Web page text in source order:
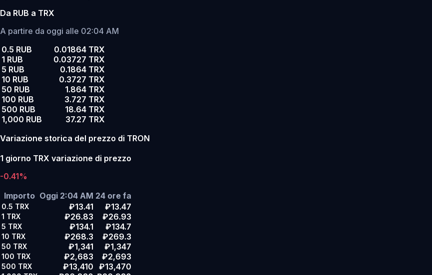
Da RUB a TRX
A partire da oggi alle 02:04 AM
0.5 RUB
0.01864 TRX
1 RUB
0.03727 TRX
5 RUB
0.1864 TRX
10 RUB
0.3727 TRX
50 RUB
1.864 TRX
100 RUB
3.727 TRX
500 RUB
18.64 TRX
1,000 RUB
37.27 TRX
Variazione storica del prezzo di TRON
1 giorno TRX variazione di prezzo
-0.41%
Importo Oggi 2:04 AM 24 ore fa
0.5 TRX ₽13.41 ₽13.47
1 TRX ₽26.83 ₽26.93
5 TRX ₽134.1 ₽134.7
10 TRX ₽268.3 ₽269.3
50 TRX ₽1,341 ₽1,347
100 TRX ₽2,683 ₽2,693
500 TRX ₽13,410 ₽13,470